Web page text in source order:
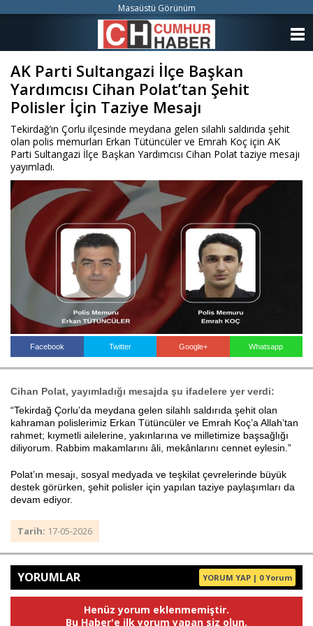
AK Parti Sultangazi İlçe Başkan
Yardımcısı Cihan Polat’tan Şehit
Polisler İçin Taziye Mesajı
Tekirdağ’ın Çorlu ilçesinde meydana gelen silahlı saldırıda şehit
olan polis memurları Erkan Tütüncüler ve Emrah Koç için AK
Parti Sultangazi İlçe Başkan Yardımcısı Cihan Polat taziye mesajı
yayımladı.
Facebook Twitter Google+ Whatsapp
Cihan Polat, yayımladığı mesajda şu ifadelere yer verdi:
“Tekirdağ Çorlu’da meydana gelen silahlı saldırıda şehit olan
kahraman polislerimiz Erkan Tütüncüler ve Emrah Koç’a Allah’tan
rahmet; kıymetli ailelerine, yakınlarına ve milletimize başsağlığı
diliyorum. Rabbim makamlarını âli, mekânlarını cennet eylesin.”
Polat’ın mesajı, sosyal medyada ve teşkilat çevrelerinde büyük
destek görürken, şehit polisler için yapılan taziye paylaşımları da
devam ediyor.
Tarih: 17-05-2026
YORUMLAR YORUM YAP | 0 Yorum
Henüz yorum eklenmemiştir.
Bu Haber'e ilk yorum yapan siz olun.
Masaüstü Görünüm
KATEGORİLER
YAZARLAR
ANKETLER
VİDEO GALERİ
KÜNYE
İLETİŞİM